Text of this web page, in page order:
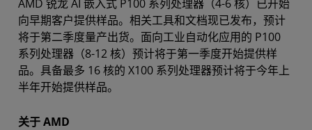
AMD 锐龙 AI 嵌入式 P100 系列处理器（4-6 核）已开始
向早期客户提供样品。相关工具和文档现已发布，预计
将于第二季度量产出货。面向工业自动化应用的 P100
系列处理器（8-12 核）预计将于第一季度开始提供样
品。具备最多 16 核的 X100 系列处理器预计将于今年上
半年开始提供样品。
关于 AMD